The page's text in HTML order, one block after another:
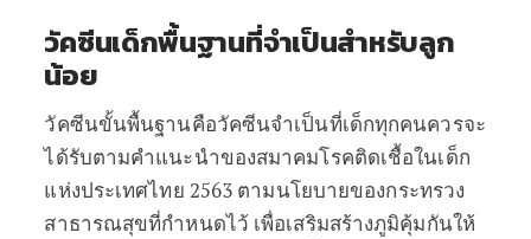
วัคซีนเด็กพื้นฐานที่จำเป็นสำหรับลูก
น้อย
วัคซีนขั้นพื้นฐานคือวัคซีนจำเป็นที่เด็กทุกคนควรจะ
ได้รับตามคำแนะนำของสมาคมโรคติดเชื้อในเด็ก
แห่งประเทศไทย 2563 ตามนโยบายของกระทรวง
สาธารณสุขที่กำหนดไว้ เพื่อเสริมสร้างภูมิคุ้มกันให้